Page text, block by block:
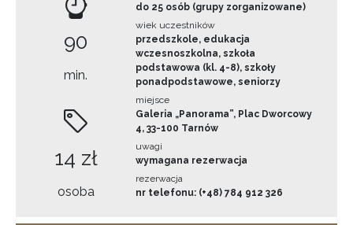
90
min.
14 zł
osoba
do 25 osób (grupy zorganizowane)
wiek uczestników
przedszkole, edukacja
wczesnoszkolna, szkoła
podstawowa (kl. 4-8), szkoły
ponadpodstawowe, seniorzy
miejsce
Galeria „Panorama”, Plac Dworcowy
4, 33-100 Tarnów
uwagi
wymagana rezerwacja
rezerwacja
nr telefonu: (+48) 784 912 326